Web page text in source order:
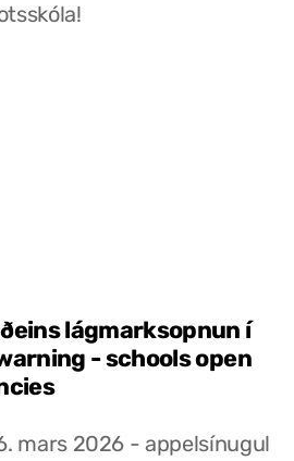
lágmarksopnun í
- schools open
mars 2026 - appelsínugul